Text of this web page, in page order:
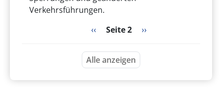
Verkehrsführungen.
Seitennummerierung
Vorherige Seite
‹‹ Seite 2 Nächste Seite
››
Alle anzeigen